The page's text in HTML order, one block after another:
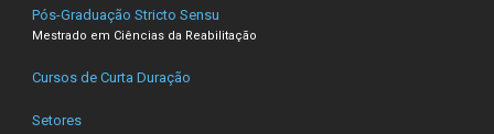
Pós-Graduação Stricto Sensu
Mestrado em Ciências da Reabilitação
Cursos de Curta Duração
Setores